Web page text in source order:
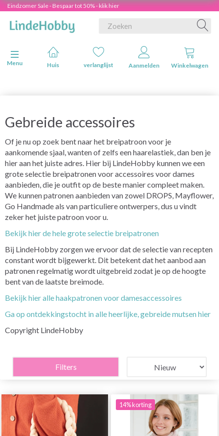
Eindzomer Sale - Bespaar tot 50% - klik hier
Navigatie in-/uitschakelen
Menu
Huis verlanglijst Aanmelden Winkelwagen
Gebreide accessoires
Of je nu op zoek bent naar het breipatroon voor je
aankomende sjaal, wanten of zelfs een haarelastiek, dan ben je
hier aan het juiste adres. Hier bij LindeHobby kunnen we een
grote selectie breipatronen voor accessoires voor dames
aanbieden, die je outfit op de beste manier compleet maken.
We kunnen patronen aanbieden van zowel DROPS, Mayflower,
Go Handmade als van particuliere ontwerpers, dus u vindt
zeker het juiste patroon voor u.
Bekijk hier de hele grote selectie breipatronen
Bij LindeHobby zorgen we ervoor dat de selectie van recepten
constant wordt bijgewerkt. Dit betekent dat het aanbod aan
patronen regelmatig wordt uitgebreid zodat je op de hoogte
bent van de laatste breimode.
Bekijk hier alle haakpatronen voor damesaccessoires
Ga op ontdekkingstocht in alle heerlijke, gebreide mutsen hier
Copyright LindeHobby
Filters
14% korting